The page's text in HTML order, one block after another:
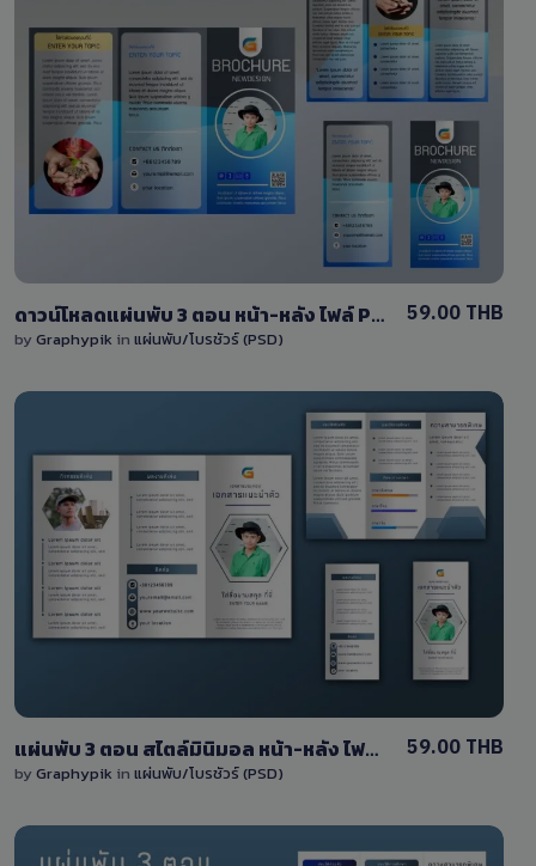
View Details
1 Sale
ดาวน์โหลดแผ่นพับ 3 ตอน หน้า-หลัง ไฟล์ PSD แก้ไขได้เอง
by Graphypik in แผ่นพับ/โบรชัวร์ (PSD)
59.00 THB
View Details
2 Sales
แผ่นพับ 3 ตอน สไตล์มินิมอล หน้า-หลัง ไฟล์ PSD แก้ไขได้เอง
by Graphypik in แผ่นพับ/โบรชัวร์ (PSD)
59.00 THB